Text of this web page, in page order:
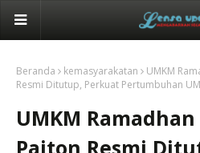
Beranda kemasyarakatan
UMKM
Resmi Ditutup, Perkuat Pertumbuhan
UMKM
Paiton Resmi